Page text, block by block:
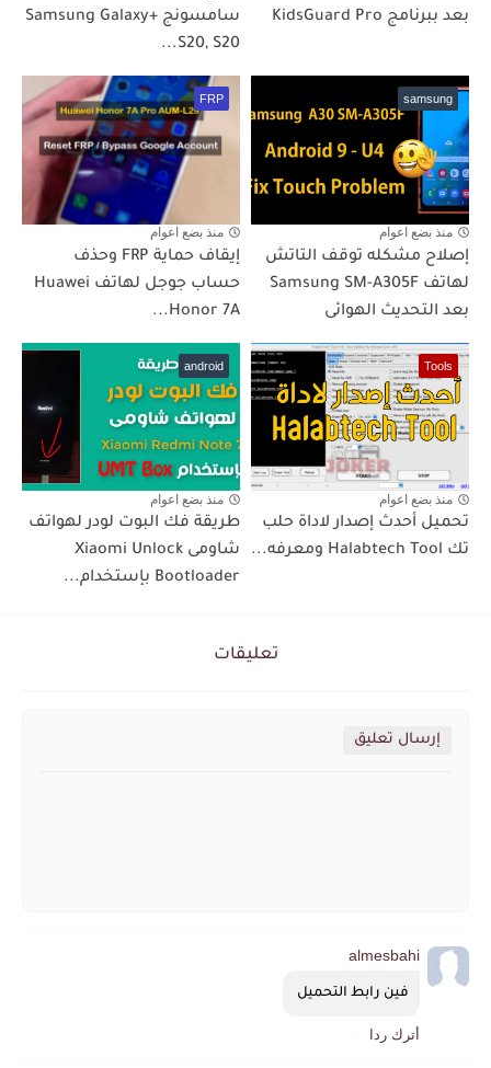
بعد ببرنامج KidsGuard Pro
سامسونج +Samsung Galaxy
S20, S20...
samsung
منذ بضع اعوام
إصلاح مشكله توقف التاتش
لهاتف Samsung SM-A305F
بعد التحديث الهوائى
FRP
منذ بضع اعوام
إيقاف حماية FRP وحذف
حساب جوجل لهاتف Huawei
Honor 7A...
Tools
منذ بضع اعوام
تحميل أحدث إصدار لاداة حلب
تك Halabtech Tool ومعرفه...
android
منذ بضع اعوام
طريقة فك البوت لودر لهواتف
شاومى Xiaomi Unlock
Bootloader بإستخدام...
تعليقات
إرسال تعليق
almesbahi
فين رابط التحميل
أترك ردا